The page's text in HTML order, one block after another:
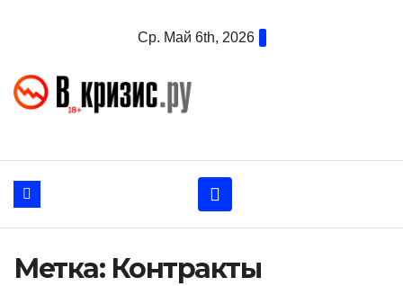
Ср. Май 6th, 2026
Метка: Контракты